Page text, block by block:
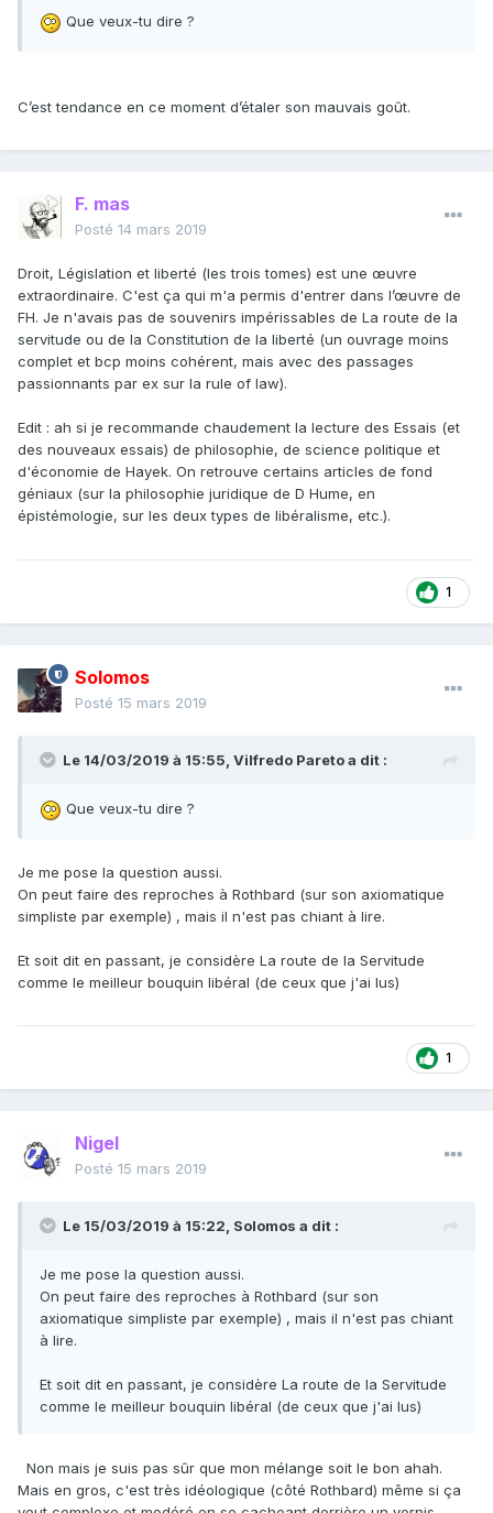
Que veux-tu dire ?
C’est tendance en ce moment d’étaler son mauvais goût.
F. mas
Posté 14 mars 2019
Droit, Législation et liberté (les trois tomes) est une œuvre
extraordinaire. C'est ça qui m'a permis d'entrer dans l’œuvre de
FH. Je n'avais pas de souvenirs impérissables de La route de la
servitude ou de la Constitution de la liberté (un ouvrage moins
complet et bcp moins cohérent, mais avec des passages
passionnants par ex sur la rule of law).
Edit : ah si je recommande chaudement la lecture des Essais (et
des nouveaux essais) de philosophie, de science politique et
d'économie de Hayek. On retrouve certains articles de fond
géniaux (sur la philosophie juridique de D Hume, en
épistémologie, sur les deux types de libéralisme, etc.).
1
Solomos
Posté 15 mars 2019
Le 14/03/2019 à 15:55, Vilfredo Paretoa dit :
Que veux-tu dire ?
Je me pose la question aussi.
On peut faire des reproches à Rothbard (sur son axiomatique
simpliste par exemple) , mais il n'est pas chiant à lire.
Et soit dit en passant, je considère La route de la Servitude
comme le meilleur bouquin libéral (de ceux que j'ai lus)
1
Nigel
Posté 15 mars 2019
Le 15/03/2019 à 15:22, Solomos a dit :
Je me pose la question aussi.
On peut faire des reproches à Rothbard (sur son
axiomatique simpliste par exemple) , mais il n'est pas chiant
à lire.
Et soit dit en passant, je considère La route de la Servitude
comme le meilleur bouquin libéral (de ceux que j'ai lus)
Non mais je suis pas sûr que mon mélange soit le bon ahah.
Mais en gros, c'est très idéologique (côté Rothbard) même si ça